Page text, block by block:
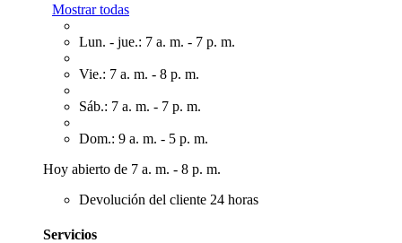
Mostrar todas
Lun. - jue.: 7 a. m. - 7 p. m.
Vie.: 7 a. m. - 8 p. m.
Sáb.: 7 a. m. - 7 p. m.
Dom.: 9 a. m. - 5 p. m.
Hoy abierto de 7 a. m. - 8 p. m.
Devolución del cliente 24 horas
Servicios